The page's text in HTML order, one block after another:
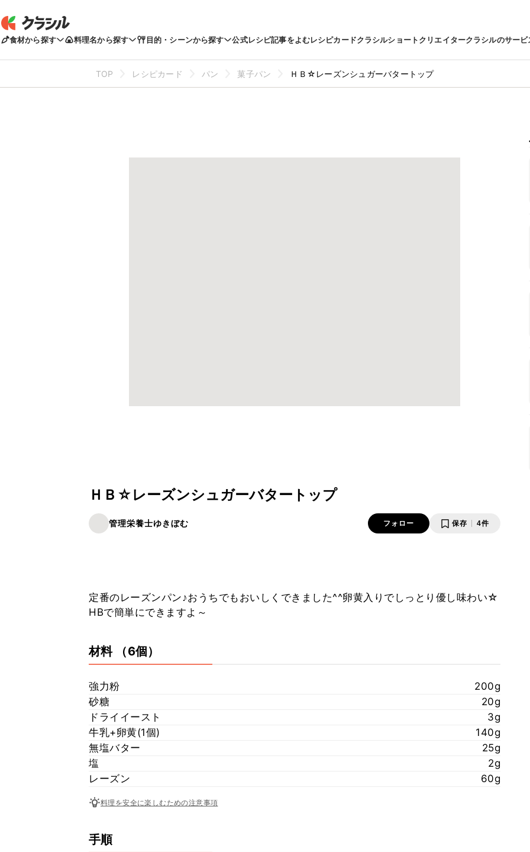
食材から探す 料理名から探す 目的・シーンから探す 公式レシピ記事をよむレシピカードクラシルショートクリエイタークラシルのサービ
TOP レシピカード パン 菓子パン ＨＢ☆レーズンシュガーバタートップ
ＨＢ☆レーズンシュガーバタートップ
管理栄養士ゆきぼむ フォロー 保存 4件
定番のレーズンパン♪おうちでもおいしくできました^^卵黄入りでしっとり優し味わい☆
HBで簡単にできますよ～
材料 （6個）
強力粉
200g
砂糖
20g
ドライイースト
3g
牛乳+卵黄(1個)
140g
無塩バター
25g
塩
2g
レーズン
60g
料理を安全に楽しむための注意事項
手順